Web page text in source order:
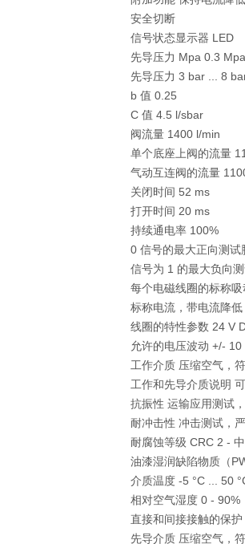
安全切断
信号状态显示器 LED
先导压力 Mpa 0.3
先导压力 3 bar ... 8
b 值 0.25
C 值 4.5 l/sbar
阀流量 1400 l/min
单个底座上阀的流量
气动互连阀的流量
关闭时间 52 ms
打开时间 20 ms
持续通电率 100%
0 信号的最大正向测试
信号为 1 的最大负向
每个电磁线圈的标称
标称电流，带电流降
线圈的特性参数 24 V
允许的电压波动 +/- 10
工作介质 压缩空气，
工作和先导介质说明
抗振性 运输应用测试
耐冲击性 冲击测试，
耐腐蚀等级 CRC 2 -
油漆湿润缺陷物质（
介质温度 -5 °C ... 50
相对空气湿度 0 - 90%
直接和间接接触的保护
先导介质 压缩空气，